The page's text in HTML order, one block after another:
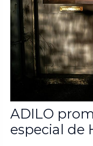
ADILO
especial de